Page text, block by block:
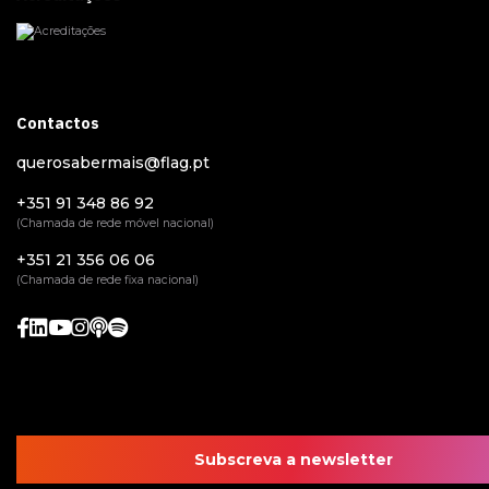
Contactos
querosabermais@flag.pt
+351 91 348 86 92
(Chamada de rede móvel nacional)
+351 21 356 06 06
(Chamada de rede fixa nacional)
Subscreva a newsletter